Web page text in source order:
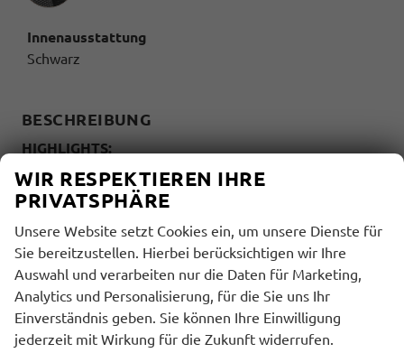
Innenausstattung
Schwarz
BESCHREIBUNG
HIGHLIGHTS:
(9AK) Klimaautomatik (Climatronic mit
Stauluftregelung)
schwenkbar und elektrisch auslösbar
(QR9) Verkehrszeichenerkennung
(KA2) Rückfahrkamera
(4A3) Sitzheizung für Vordersitze
(6I1) Spurhalteassistent - Lane Assist (ohne
HOD)
WIR RESPEKTIEREN IHRE
PRIVATSPHÄRE
Unsere Website setzt Cookies ein, um unsere Dienste für
Sie bereitzustellen. Hierbei berücksichtigen wir Ihre
Auswahl und verarbeiten nur die Daten für Marketing,
Analytics und Personalisierung, für die Sie uns Ihr
Einverständnis geben. Sie können Ihre Einwilligung
jederzeit mit Wirkung für die Zukunft widerrufen.